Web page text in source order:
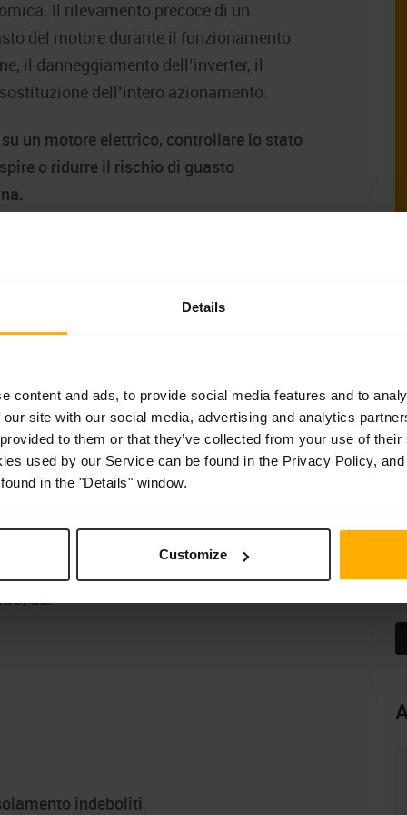
Details
content and ads, to provide social media features and to
site with our social media, advertising and analytics
to them or that they’ve collected from your use of
used by our Service can be found in the Privacy Policy,
in the "Details" window.
Customize
Il rilevamento precoce di un
del motore durante il funzionamento
il danneggiamento dell’inverter, il
dell’intero azionamento.
un motore elettrico, controllare lo stato
o ridurre il rischio di guasto
su un motore e cosa
elettrico?
di un motore elettrico che consiste nel
la risposta del circuito dell’avvolgimento.
e poi lo scarica rapidamente
una forma d’onda oscillatoria
testato.
da:
indeboliti.